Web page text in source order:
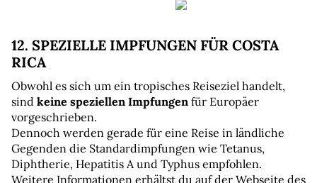
12. SPEZIELLE IMPFUNGEN FÜR COSTA
RICA
Obwohl es sich um ein tropisches Reiseziel handelt,
sind keine speziellen Impfungen für Europäer
vorgeschrieben.
Dennoch werden gerade für eine Reise in ländliche
Gegenden die Standardimpfungen wie Tetanus,
Diphtherie, Hepatitis A und Typhus empfohlen.